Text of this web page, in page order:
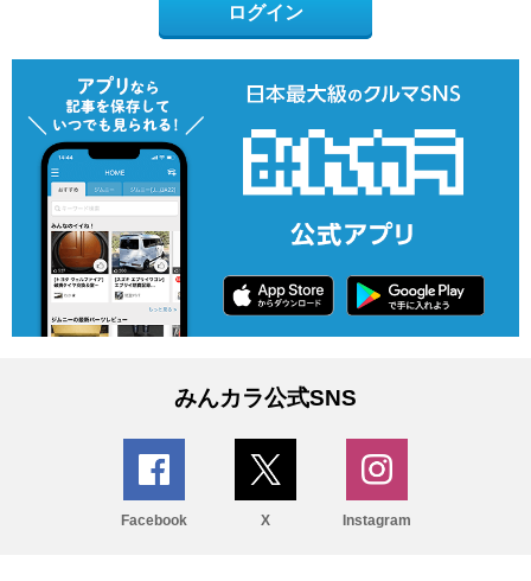
ログイン
みんカラ公式SNS
Facebook X Instagram